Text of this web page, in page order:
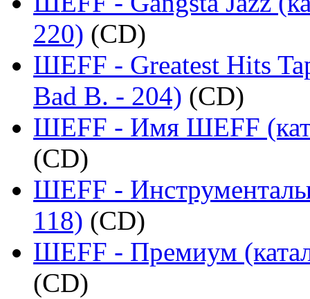
220) (CD)
ШЕFF - Greatest Hits
Bad B. - 204) (CD)
ШЕFF - Имя ШЕFF
(CD)
ШЕFF -
118) (CD)
ШЕFF - Премиум
(CD)